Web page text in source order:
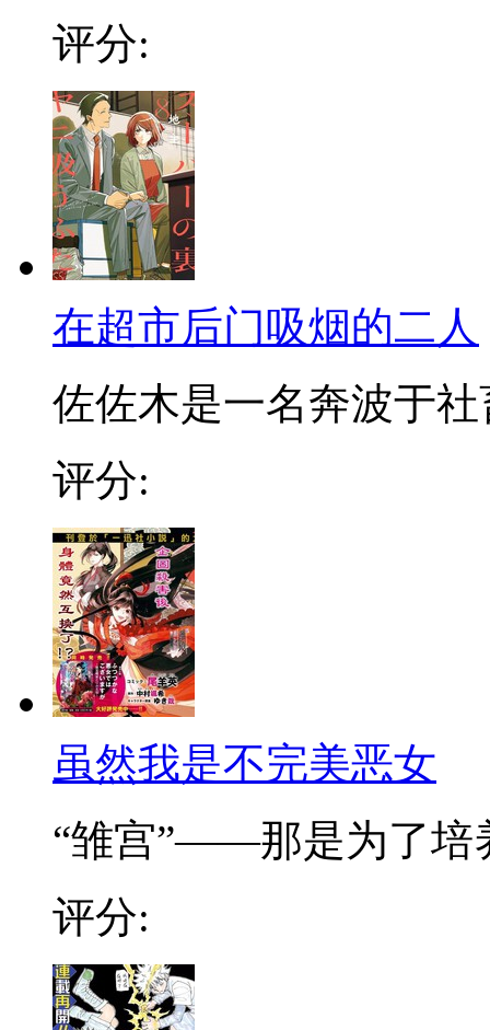
评分:
在超市后门吸烟的二人
佐佐木是一名奔波于社
评分:
虽然我是不完美恶女
“雏宫”——那是为了培
评分: